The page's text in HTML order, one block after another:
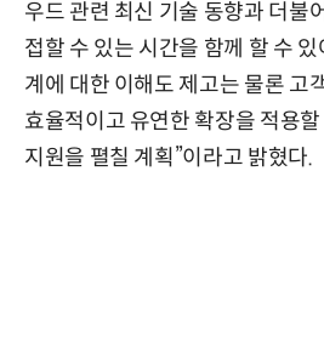
우드 관련 최신 기술 동향과 더불
접할 수 있는 시간을 함께 할 수 있
계에 대한 이해도 제고는 물론 고
효율적이고 유연한 확장을 적용
지원을 펼칠 계획”이라고 밝혔다.